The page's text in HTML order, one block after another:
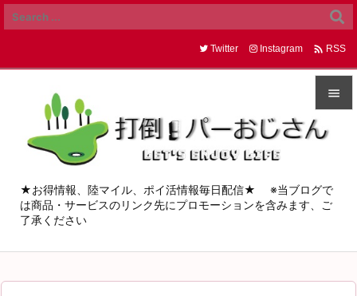


メニュ
サイド


Twitter Instagram  RSS
★お得情報、陸マイル、ポイ活情報毎日配信★ ※当ブログで
は商品・サービスのリンク先にプロモーションを含みます、ご
了承ください